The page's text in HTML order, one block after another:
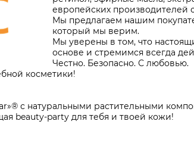
европейских производителей
Мы предлагаем нашим
который мы верим.
Мы уверены в том, что
основе и стремимся всегда
Честно. Безопасно. С любовью.
косметики!
с натуральными растительными
beauty-party для тебя и твоей кожи!